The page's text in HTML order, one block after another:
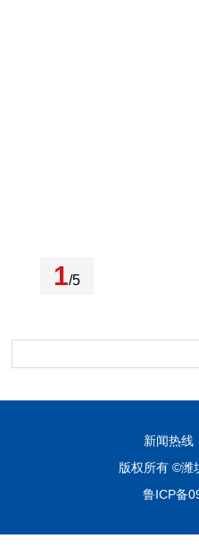
1/5
新闻热线
版权所有 ©潍
鲁ICP备